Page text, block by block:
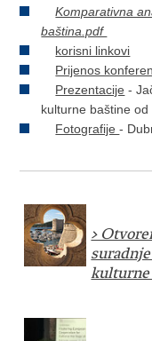
Komparativna
baština.pdf
korisni linkovi
Prijenos
Prezentacije -
kulturne baštine od
Fotografije-
>